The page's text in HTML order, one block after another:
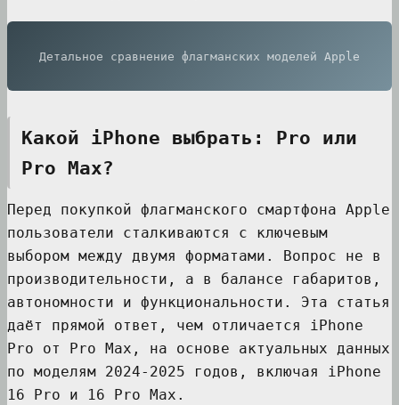
Детальное сравнение флагманских моделей Apple
Какой iPhone выбрать: Pro или
Pro Max?
Перед покупкой флагманского смартфона Apple
пользователи сталкиваются с ключевым
выбором между двумя форматами. Вопрос не в
производительности, а в балансе габаритов,
автономности и функциональности. Эта статья
даёт прямой ответ, чем отличается iPhone
Pro от Pro Max, на основе актуальных данных
по моделям 2024-2025 годов, включая iPhone
16 Pro и 16 Pro Max.